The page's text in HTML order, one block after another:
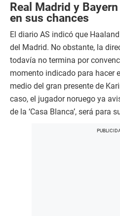
Real Madrid y
en sus chances
El diario AS indicó que
del Madrid. No obstante, la
todavía no termina por
momento indicado para hacer
medio del gran presente de
caso, el jugador noruego ya
de la ‘Casa Blanca’, será para